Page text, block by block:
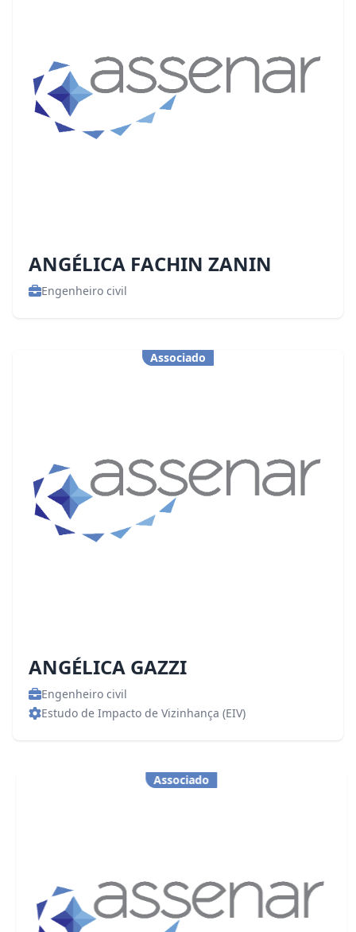
ANGÉLICA FACHIN ZANIN
Engenheiro civil
Associado
ANGÉLICA GAZZI
Engenheiro civil
Estudo de Impacto de Vizinhança (EIV)
Associado